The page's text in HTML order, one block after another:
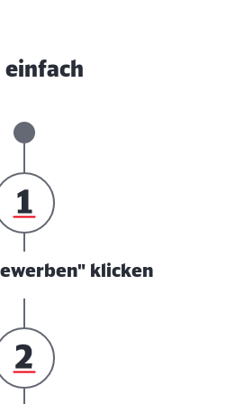
einfach
klicken